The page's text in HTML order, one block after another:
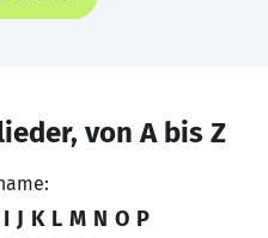
von A bis Z
I J K L M N O P